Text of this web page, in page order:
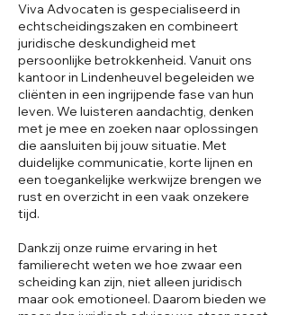
Viva Advocaten is gespecialiseerd in
echtscheidingszaken en combineert
juridische deskundigheid met
persoonlijke betrokkenheid. Vanuit ons
kantoor in Lindenheuvel begeleiden we
cliënten in een ingrijpende fase van hun
leven. We luisteren aandachtig, denken
met je mee en zoeken naar oplossingen
die aansluiten bij jouw situatie. Met
duidelijke communicatie, korte lijnen en
een toegankelijke werkwijze brengen we
rust en overzicht in een vaak onzekere
tijd.
Dankzij onze ruime ervaring in het
familierecht weten we hoe zwaar een
scheiding kan zijn, niet alleen juridisch
maar ook emotioneel. Daarom bieden we